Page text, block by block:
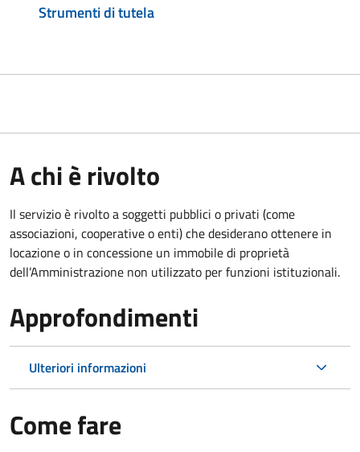
Strumenti di tutela
A chi è rivolto
Il servizio è rivolto a soggetti pubblici o privati (come
associazioni, cooperative o enti) che desiderano ottenere in
locazione o in concessione un immobile di proprietà
dell’Amministrazione non utilizzato per funzioni istituzionali.
Approfondimenti
Ulteriori informazioni
Come fare